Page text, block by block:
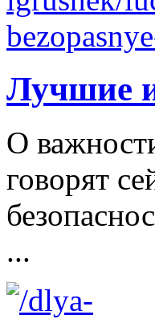
Лучшие
О
говорят
...